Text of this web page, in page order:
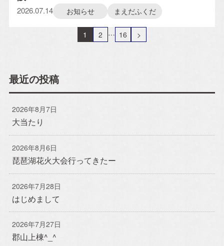
2026.07.14 お知らせ まえだふくだ
の
ペ
ー
ジ
送
り
1 2 … 16 >
最近の投稿
大当たり
2026年8月7日
琵琶湖花火大会行ってきたー
2026年8月6日
はじめまして
2026年7月28日
郡山上棟^_^
2026年7月27日